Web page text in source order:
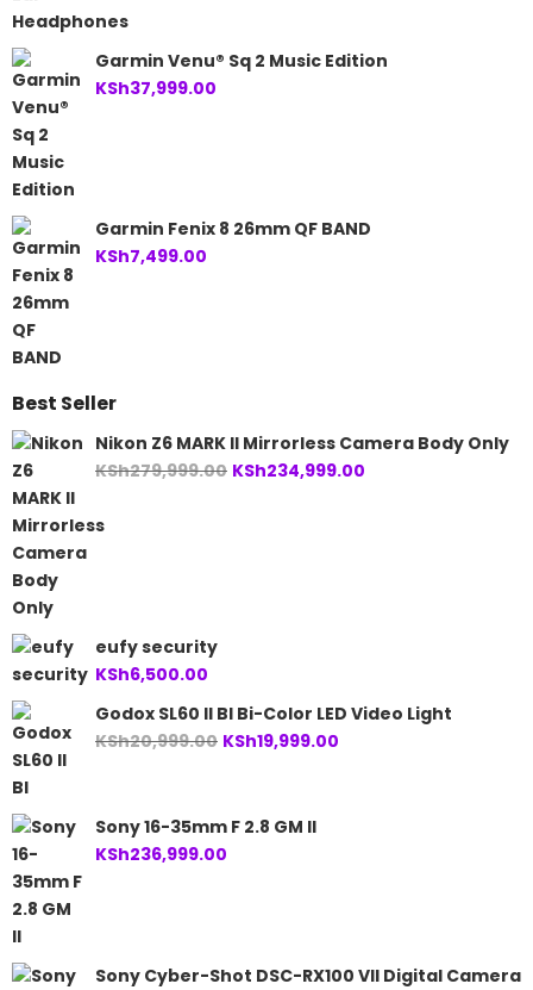
Garmin Venu® Sq 2 Music Edition
KSh37,999.00
Garmin Fenix 8 26mm QF BAND
KSh7,499.00
Best Seller
Nikon Z6 MARK II Mirrorless Camera Body Only
KSh279,999.00 Original
KSh234,999.00
eufy security
KSh6,500.00
Godox SL60 II BI Bi-Color LED Video Light
KSh20,999.00 Original
KSh20,999.00.
KSh19,999.00
Sony 16-35mm F 2.8 GM II
KSh236,999.00
Sony Cyber-Shot DSC-RX100 VII Digital Camera